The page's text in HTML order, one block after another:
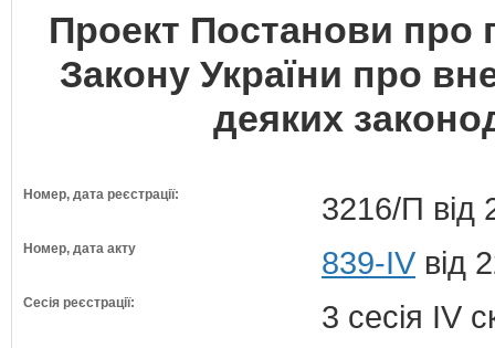
Проект Постанови про
Закону України про
деяких
Номер, дата реєстрації: 3216/П від
Номер, дата акту 839-IV від
Сесія реєстрації: 3 сесія IV